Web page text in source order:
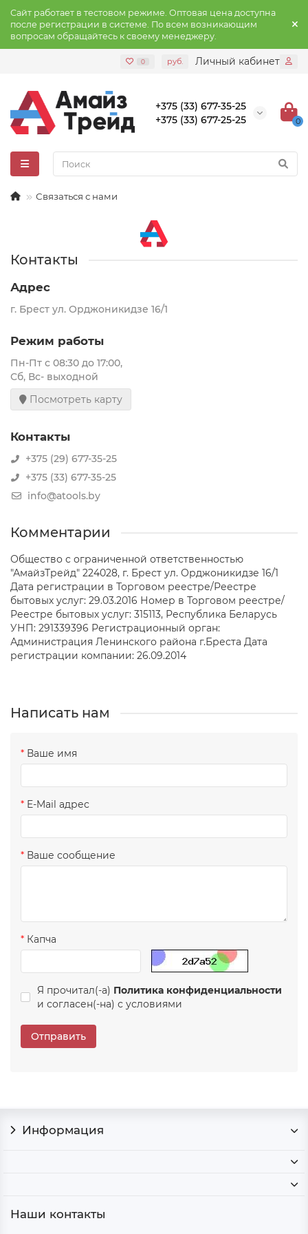
Сайт работает в тестовом режиме. Оптовая цена доступна
после регистрации в системе. По всем возникающим
вопросам обращайтесь к своему менеджеру.
0 руб. Личный кабинет
+375 (33) 677-35-25
+375 (33) 677-25-25
0
Связаться с нами
Контакты
Адрес
г. Брест ул. Орджоникидзе 16/1
Режим работы
Пн-Пт с 08:30 до 17:00,
Сб, Вс- выходной
Посмотреть карту
Контакты
+375 (29) 677-35-25
+375 (33) 677-35-25
info@atools.by
Комментарии
Общество с ограниченной ответственностью
"АмайзТрейд" 224028, г. Брест ул. Орджоникидзе 16/1
Дата регистрации в Торговом реестре/Реестре
бытовых услуг: 29.03.2016 Номер в Торговом реестре/
Реестре бытовых услуг: 315113, Республика Беларусь
УНП: 291339396 Регистрационный орган:
Администрация Ленинского района г.Бреста Дата
регистрации компании: 26.09.2014
Написать нам
Ваше имя
E-Mail адрес
Ваше сообщение
Капча
Я прочитал(-а) Политика конфиденциальности
и согласен(-на) с условиями
Отправить
Информация
Наши контакты